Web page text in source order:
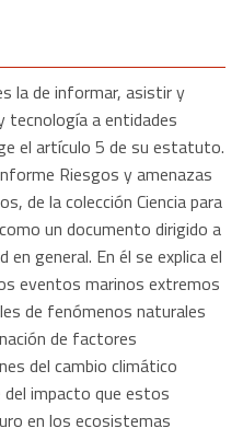
la de informar, asistir y
tecnología a entidades
el artículo 5 de su estatuto.
Riesgos y amenazas
de la colección Ciencia para
un documento dirigido a
general. En él se explica el
eventos marinos extremos
de fenómenos naturales
de factores
del cambio climático
impacto que estos
en los ecosistemas